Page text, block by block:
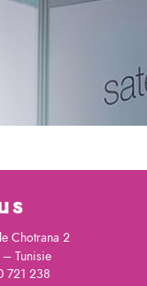
Chotrana 2
– Tunisie
721 238